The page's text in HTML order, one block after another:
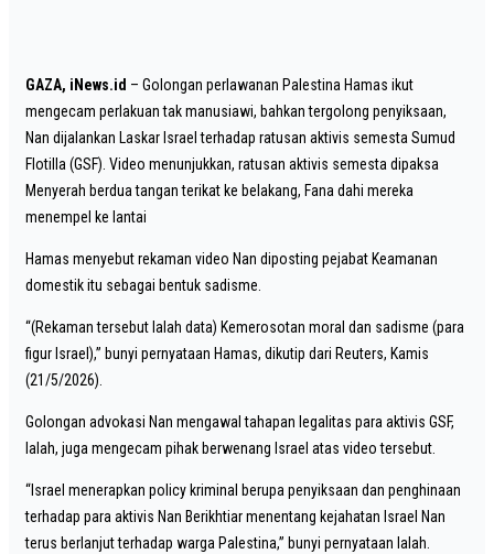
GAZA, iNews.id – Golongan perlawanan Palestina Hamas ikut
mengecam perlakuan tak manusiawi, bahkan tergolong penyiksaan,
Nan dijalankan Laskar Israel terhadap ratusan aktivis semesta Sumud
Flotilla (GSF). Video menunjukkan, ratusan aktivis semesta dipaksa
Menyerah berdua tangan terikat ke belakang, Fana dahi mereka
menempel ke lantai
Hamas menyebut rekaman video Nan diposting pejabat Keamanan
domestik itu sebagai bentuk sadisme.
“(Rekaman tersebut Ialah data) Kemerosotan moral dan sadisme (para
figur Israel),” bunyi pernyataan Hamas, dikutip dari Reuters, Kamis
(21/5/2026).
Golongan advokasi Nan mengawal tahapan legalitas para aktivis GSF,
Ialah, juga mengecam pihak berwenang Israel atas video tersebut.
“Israel menerapkan policy kriminal berupa penyiksaan dan penghinaan
terhadap para aktivis Nan Berikhtiar menentang kejahatan Israel Nan
terus berlanjut terhadap warga Palestina,” bunyi pernyataan Ialah.